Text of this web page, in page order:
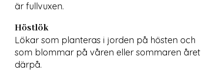
är fullvuxen.
Höstlök
Lökar som planteras i jorden på hösten och
som blommar på våren eller sommaren året
därpå.